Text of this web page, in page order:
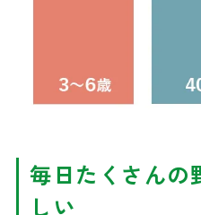
毎日たくさんの
しい